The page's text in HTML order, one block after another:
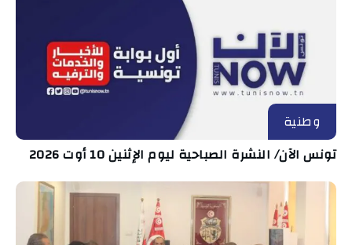
وطنية
تونس الآن/ النشرة الصباحية ليوم الإثنين 10 أوت 2026